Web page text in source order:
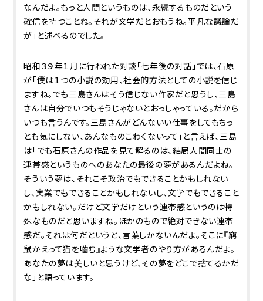
なんだよ。もっと人間というものは、永続するものだという
確信を持つことね。それが文学だとおもうね。平凡な議論だ
が」と述べるのでした。
昭和３９年１月に行われた対談「七年後の対話」では、石原
が「僕は１つの小説の効用、社会的方法としての小説を信じ
ますね。でも三島さんはそう信じない作家だと思うし、三島
さんは自分でいつもそうじゃないとおっしゃっている。だから
いつも言うんです。三島さんがどんないい仕事をしてもちっ
とも気にしない、あんなものこわくないって」と言えば、三島
は「でも石原さんの作品を見て解るのは、結局人間同士の
連帯感というものへのあなたの最後の夢があるんだよね。
そういう夢は、それこそ政治でもできることかもしれない
し、実業でもできることかもしれないし、文学でもできること
かもしれない。だけど文学だけという連帯感というのは特
殊なものだと思いますね。ほかのもので絶対できない連帯
感だ。それは何だというと、言葉しかないんだよ。そこに『窮
鼠かえって猫を嚙む』ような文学者のやり方があるんだよ。
あなたの夢は美しいと思うけど、その夢をどこで捨てるかだ
な」と語っています。